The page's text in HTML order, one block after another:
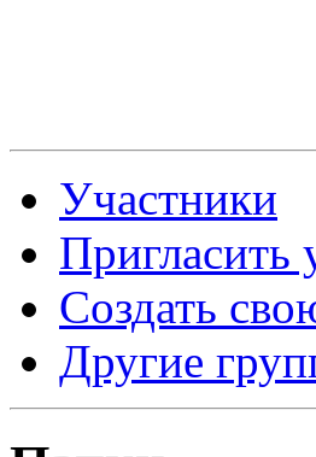
Участники
Пригласить
Создать
Другие